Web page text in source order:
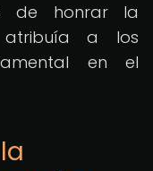
de honrar la
atribuía a los
en el